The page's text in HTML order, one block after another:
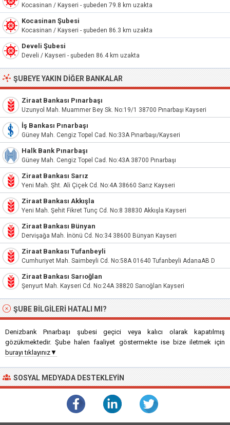
Kocasinan / Kayseri - şubeden 79.8 km uzakta
Kocasinan Şubesi
Kocasinan / Kayseri - şubeden 86.3 km uzakta
Develi Şubesi
Develi / Kayseri - şubeden 86.4 km uzakta
ŞUBEYE YAKIN DIĞER BANKALAR
Ziraat Bankası Pınarbaşı
Uzunyol Mah. Muammer Bey Sk. No:19/1 38700 Pınarbaşı Kayseri
İş Bankası Pınarbaşı
Güney Mah. Cengiz Topel Cad. No:33A Pınarbaşı/Kayseri
Halk Bank Pınarbaşı
Güney Mah. Cengiz Topel Cad. No:43A 38700 Pınarbaşı
Ziraat Bankası Sarız
Yeni Mah. Şht. Ali Çiçek Cd. No:4A 38660 Sarız Kayseri
Ziraat Bankası Akkışla
Yeni Mah. Şehit Fikret Tunç Cd. No:8 38830 Akkışla Kayseri
Ziraat Bankası Bünyan
Dervişağa Mah. İnönü Cd. No:34 38600 Bünyan Kayseri
Ziraat Bankası Tufanbeyli
Cumhuriyet Mah. Saimbeyli Cd. No:58A 01640 Tufanbeyli AdanaAB D
Ziraat Bankası Sarıoğlan
Şenyurt Mah. Kayseri Cd. No:24A 38820 Sarıoğlan Kayseri
ŞUBE BILGILERI HATALI MI?
Denizbank Pınarbaşı şubesi geçici veya kalıcı olarak kapatılmış
gözükmektedir. Şube halen faaliyet göstermekte ise bize iletmek için
burayı tıklayınız▼
SOSYAL MEDYADA DESTEKLEYIN